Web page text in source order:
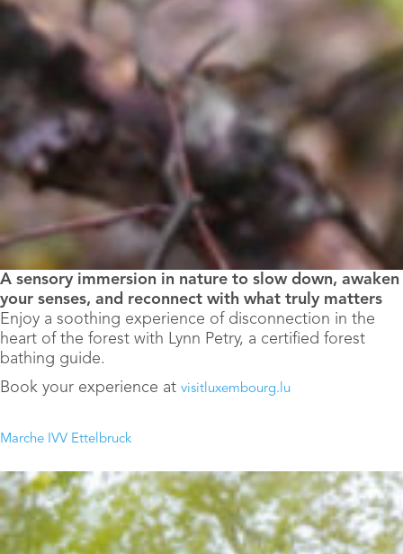
A sensory immersion in nature to slow down, awaken
your senses, and reconnect with what truly matters
Enjoy a soothing experience of disconnection in the
heart of the forest with Lynn Petry, a certified forest
bathing guide.
Book your experience at visitluxembourg.lu
Marche IVV Ettelbruck